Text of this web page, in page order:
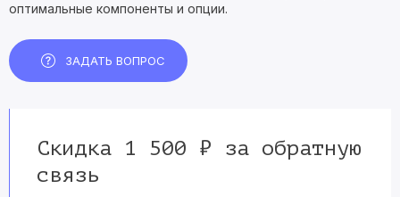
оптимальные компоненты и опции.
ЗАДАТЬ ВОПРОС
Скидка 1 500 ₽ за обратную
связь